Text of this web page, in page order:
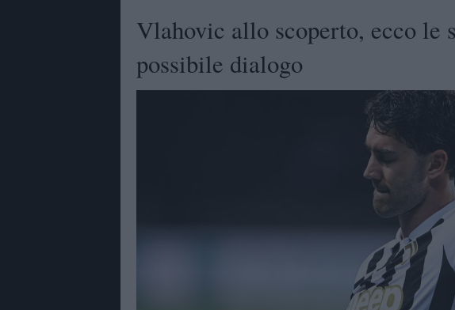
Vlahovic allo scoperto, ecco le
possibile dialogo